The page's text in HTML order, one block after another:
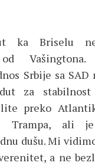
ka Briselu ne
Srbije sa SAD
za
preko
Trampa, ali
dušu. Mi
a ne